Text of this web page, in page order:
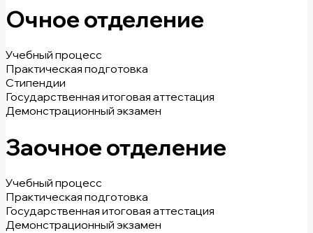
Очное отделение
Учебный процесс
Практическая подготовка
Стипендии
Государственная итоговая аттестация
Демонстрационный экзамен
Заочное отделение
Учебный процесс
Практическая подготовка
Государственная итоговая аттестация
Демонстрационный экзамен